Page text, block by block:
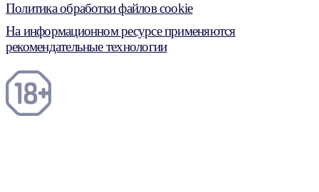
Политика обработки файлов cookie
На информационном ресурсе применяются
рекомендательные технологии